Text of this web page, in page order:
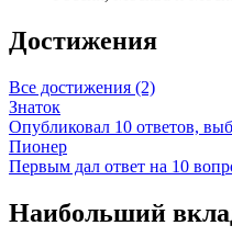
Достижения
Все достижения (2)
Знаток
Опубликовал 10 ответов,
Пионер
Первым дал ответ на 10
Наибольший